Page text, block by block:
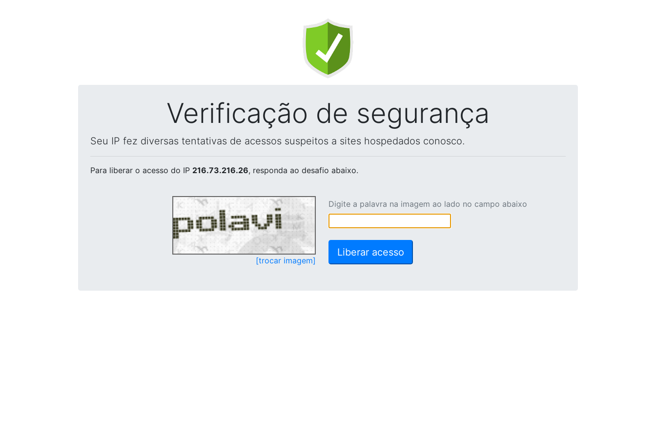
Verificação de segurança
Seu IP fez diversas tentativas de acessos suspeitos a sites hospedados conosco.
Para liberar o acesso do IP 216.73.216.26, responda ao desafio abaixo.
[trocar imagem]
Digite a palavra na imagem ao lado no campo abaixo